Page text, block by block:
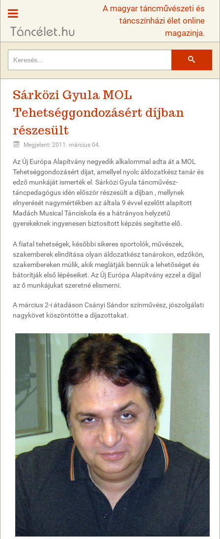
A magyar táncművészeti és
táncszínházi élet online
magazinja.
Sárközi Gyula MOL
Tehetséggondozásért díjban
részesült
Megjelent: 2011. március 04.
Az Új Európa Alapítvány negyedik alkalommal adta át a MOL
Tehetséggondozásért díjat, amellyel nyolc áldozatkész tanár és
edző munkáját ismerték el. Sárközi Gyula táncművész-
táncpedagógus idén először részesült a díjban , mellynek
elnyerését nagymértékben az általa 9 évvel ezelőtt alapított
Madách Musical Tánciskola és a hátrányos helyzetű
gyerekeknek ingyenesen biztosított képzés segítette elő.
A fiatal tehetségek, későbbi sikeres sportolók, művészek,
szakemberek elindítása olyan áldozatkész tanárokon, edzőkön,
szakembereken múlik, akik meglátják bennük a lehetőséget és
bátorítják első lépéseiket. Az Új Európa Alapítvány ezzel a díjjal
az ő munkájukat szeretné elismerni.
A március 2-i átadáson Csányi Sándor színművész, jószolgálati
nagykövet köszöntötte a díjazottakat.